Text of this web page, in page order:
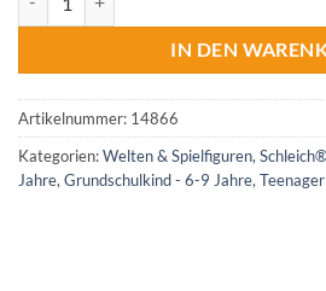
IN DEN
Artikelnummer: 14866
Kategorien:Welten & Spielfiguren, Schleich®
Jahre, Grundschulkind - 6-9 Jahre,